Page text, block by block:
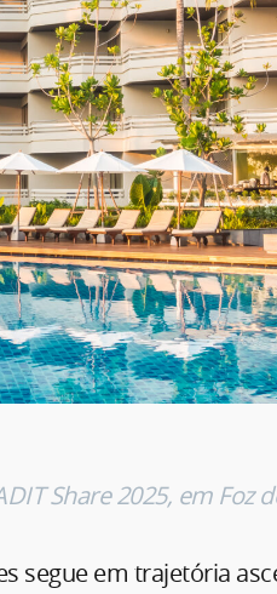
Share 2025, em Foz
segue em trajetória